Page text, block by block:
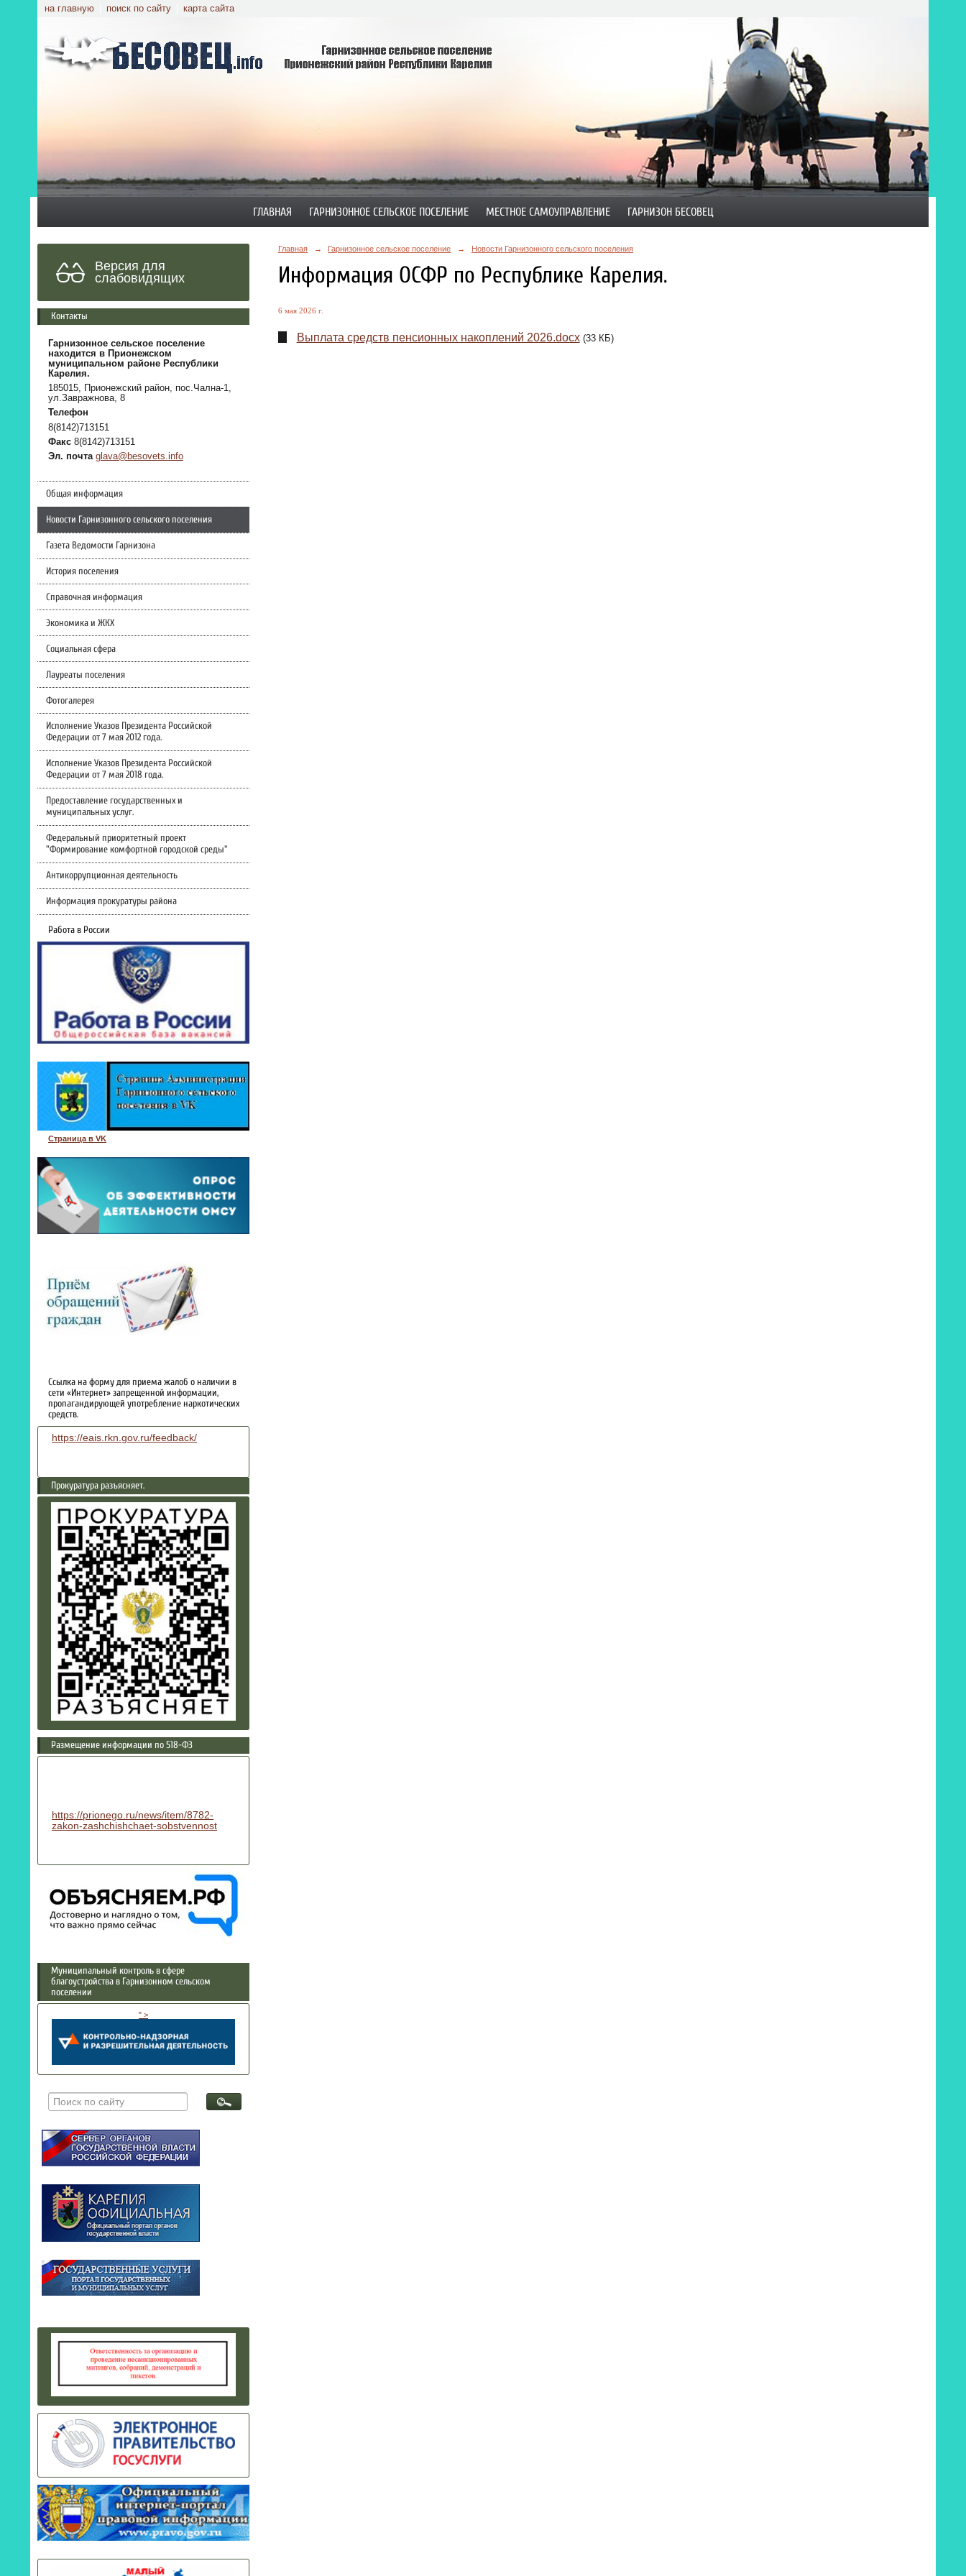
на главную поиск по сайту карта сайта
ГЛАВНАЯ ГАРНИЗОННОЕ СЕЛЬСКОЕ ПОСЕЛЕНИЕ МЕСТНОЕ САМОУПРАВЛЕНИЕ ГАРНИЗОН БЕСОВЕЦ
Версия для
слабовидящих
Контакты
Гарнизонное сельское поселение
находится в Прионежском
муниципальном районе Республики
Карелия.
185015, Прионежский район, пос.Чална-1,
ул.Завражнова, 8
Телефон
8(8142)713151
Факс 8(8142)713151
Эл. почта glava@besovets.info
Общая информация
Новости Гарнизонного сельского поселения
Газета Ведомости Гарнизона
История поселения
Справочная информация
Экономика и ЖКХ
Социальная сфера
Лауреаты поселения
Фотогалерея
Исполнение Указов Президента Российской
Федерации от 7 мая 2012 года.
Исполнение Указов Президента Российской
Федерации от 7 мая 2018 года.
Предоставление государственных и
муниципальных услуг.
Федеральный приоритетный проект
"Формирование комфортной городской среды"
Антикоррупционная деятельность
Информация прокуратуры района
Работа в России
Страница в VK
Ссылка на форму для приема жалоб о наличии в
сети «Интернет» запрещенной информации,
пропагандирующей употребление наркотических
средств.
https://eais.rkn.gov.ru/feedback/
Прокуратура разъясняет.
Размещение информации по 518-ФЗ
https://prionego.ru/news/item/8782-
zakon-zashchishchaet-sobstvennost
Муниципальный контроль в сфере
благоустройства в Гарнизонном сельском
поселении
" >
Главная → Гарнизонное сельское поселение → Новости Гарнизонного сельского поселения
Информация ОСФР по Республике Карелия.
6 мая 2026 г.
Выплата средств пенсионных накоплений 2026.docx (33 КБ)